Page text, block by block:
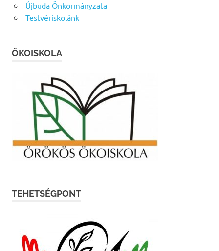
Újbuda Önkormányzata
Testvériskolánk
ÖKOISKOLA
TEHETSÉGPONT